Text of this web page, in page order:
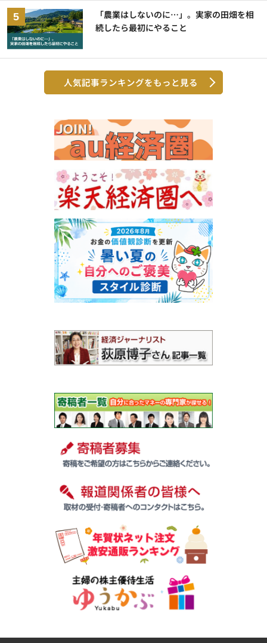
「農業はしないのに…」。実家の田畑を相
続したら最初にやること
人気記事ランキングをもっと見る